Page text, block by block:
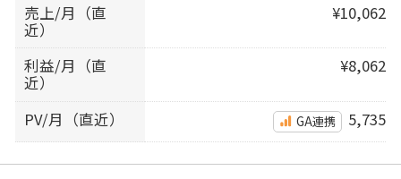
売上/月（直
近）
¥10,062
利益/月（直
近）
¥8,062
PV/月（直近） GA連携 5,735